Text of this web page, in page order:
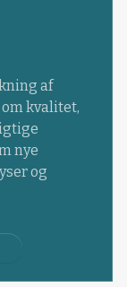
af
kvalitet,
nye
og